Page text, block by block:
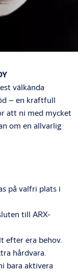
välkända
– en kraftfull
att ni med mycket
om en allvarlig
på valfri plats i
till ARX-
efter era behov.
hårdvara.
bara aktivera